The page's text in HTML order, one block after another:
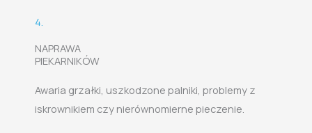
4.
NAPRAWA
PIEKARNIKÓW
Awaria grzałki, uszkodzone palniki, problemy z
iskrownikiem czy nierównomierne pieczenie.